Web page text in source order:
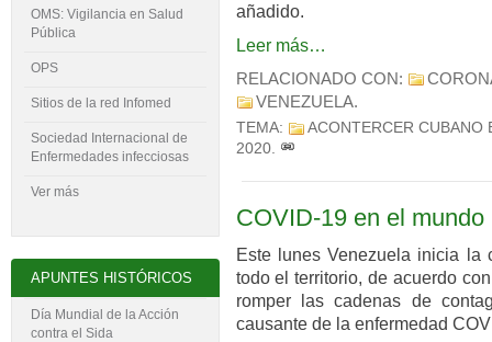
añadido.
Leer más…
RELACIONADO CON:
VENEZUELA.
TEMA:
ACONTERCER CUBANO
2020.
COVID-19 en el mundo
Este lunes Venezuela inicia la
todo el territorio, de acuerdo
romper las cadenas de
causante de la enfermedad
OMS: Vigilancia en Salud
Pública
OPS
Sitios de la red Infomed
Sociedad Internacional de
Enfermedades infecciosas
Ver más
APUNTES HISTÓRICOS
Día Mundial de la Acción
contra el Sida